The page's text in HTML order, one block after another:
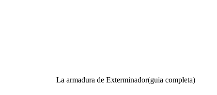
La armadura de Exterminador(guia completa)